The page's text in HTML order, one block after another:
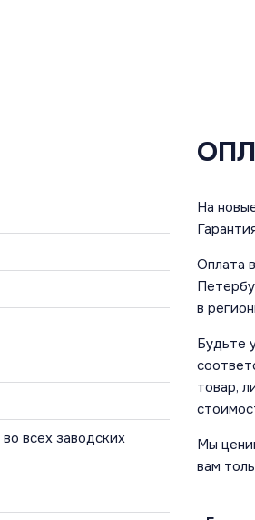
всех заводских
На
Оплата
в
Будьте
товар,
Мы
вам